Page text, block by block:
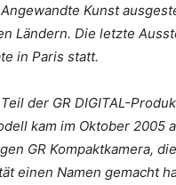
Kunst
Ländern. Die letzte
in Paris statt.
Teil der GR DIGITAL-
kam im Oktober 2005
GR Kompaktkamera,
einen Namen gemacht